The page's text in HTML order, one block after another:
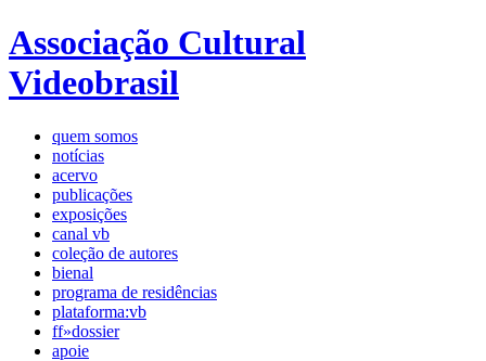
Associação Cultural
Videobrasil
quem somos
notícias
acervo
publicações
exposições
canal vb
coleção de autores
bienal
programa de residências
plataforma:vb
ff»dossier
apoie